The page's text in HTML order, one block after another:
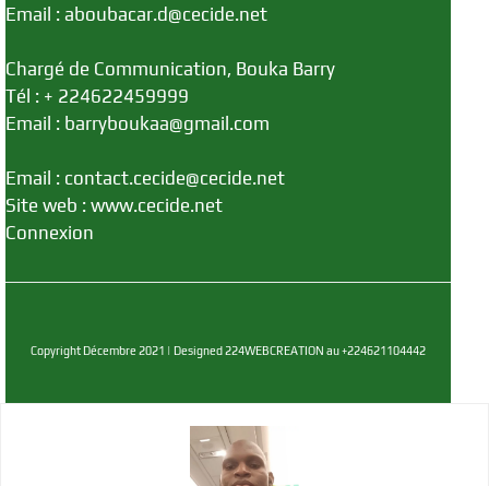
Email : aboubacar.d@cecide.net
Chargé de Communication, Bouka Barry
Tél : + 224622459999
Email : barryboukaa@gmail.com
Email : contact.cecide@cecide.net
Site web : www.cecide.net
Connexion
Copyright Décembre 2021 | Designed 224WEBCREATION au +224621104442